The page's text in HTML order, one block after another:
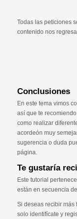
Todas las peticiones
contenido nos
Conclusiones
En este tema vimos
así que te recomiendo
como realizar
acordeón muy
sugerencia o duda
página.
Te gustaría
Este tutorial
están en secuencia
Si deseas recibir más
solo identifícate y